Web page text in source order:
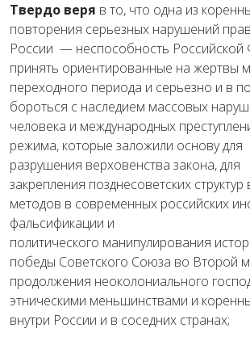
Твердо веря в то, что одна из
повторения серьезных нарушений прав
России — неспособность Российской
принять ориентированные на жертвы
переходного периода и серьезно и в
бороться с наследием массовых
человека и международных
режима, которые заложили основудля
разрушения верховенства закона,для
закрепления позднесоветских структур
методов в современных российских
фальсификации и
политического манипулирования
победы Советского Союза во Второй
продолжения неоколониального
этническими меньшинствами и
внутри России и в соседних странах;